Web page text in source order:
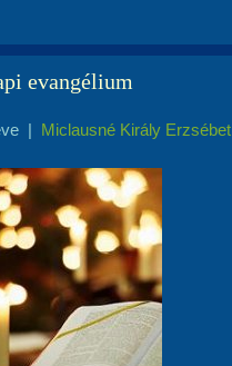
evangélium
| Miclausné Király Erzsébet